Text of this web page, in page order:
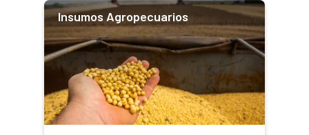
Insumos Agropecuarios